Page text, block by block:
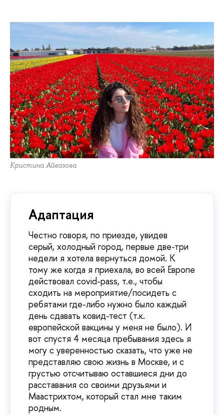
Кристина Айвазова
Адаптация
Честно говоря, по приезде, увидев
серый, холодный город, первые две-три
недели я хотела вернуться домой. К
тому же когда я приехала, во всей Европе
действовал covid-pass, т.е., чтобы
сходить на мероприятие/посидеть с
ребятами где-либо нужно было каждый
день сдавать ковид-тест (т.к.
европейской вакцины у меня не было). И
вот спустя 4 месяца пребывания здесь я
могу с уверенностью сказать, что уже не
представляю свою жизнь в Москве, и с
грустью отсчитываю оставшиеся дни до
расставания со своими друзьями и
Маастрихтом, который стал мне таким
родным.